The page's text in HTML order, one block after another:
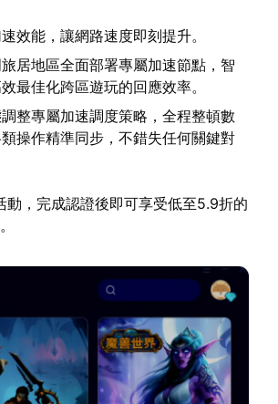
效能，讓網路速度即刻提升。
居地區全面部署專屬加速節點，智
最佳化跨區遊玩的回應效率。
整專屬加速調度策略，全程整頓數
操作精準同步，不錯失任何關鍵對
，完成認證後即可享受低至5.9折的